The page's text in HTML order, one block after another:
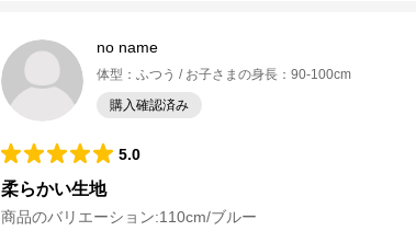
no name
体型 ： ふつう お子さまの身長 ： 90-100cm
購入確認済み
5.0
柔らかい生地
商品のバリエーション:110cm/ブルー